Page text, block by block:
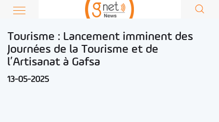
Tourisme : Lancement imminent des
Journées de la Tourisme et de
l’Artisanat à Gafsa
13-05-2025